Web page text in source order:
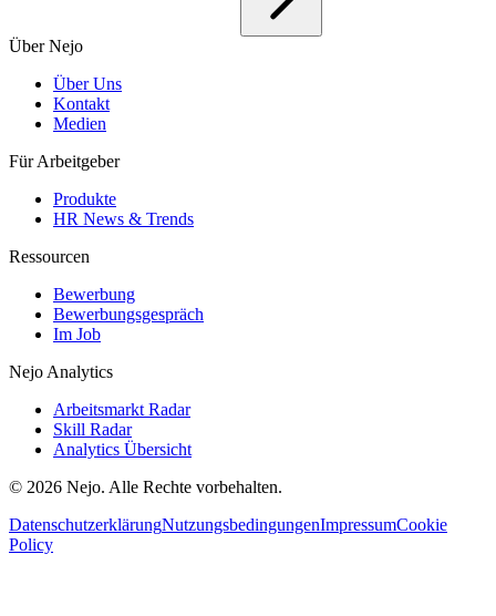
Über Nejo
Über Uns
Kontakt
Medien
Für Arbeitgeber
Produkte
HR News & Trends
Ressourcen
Bewerbung
Bewerbungsgespräch
Im Job
Nejo Analytics
Arbeitsmarkt Radar
Skill Radar
Analytics Übersicht
© 2026 Nejo. Alle Rechte vorbehalten.
DatenschutzerklärungNutzungsbedingungenImpressumCookie
Policy